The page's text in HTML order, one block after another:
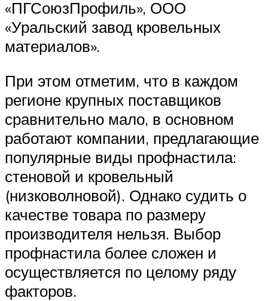
«ПГСоюзПрофиль», ООО
«Уральский завод кровельных
материалов».
При этом отметим, что в каждом
регионе крупных поставщиков
сравнительно мало, в основном
работают компании, предлагающие
популярные виды профнастила:
стеновой и кровельный
(низковолновой). Однако судить о
качестве товара по размеру
производителя нельзя. Выбор
профнастила более сложен и
осуществляется по целому ряду
факторов.